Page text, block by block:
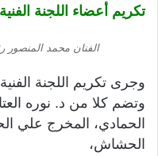
تكريم أعضاء اللجنة
الفنان محمد المنصور
وجرى تكريم اللجنة الفنية
وتضم كلا من د. نوره
الحمادي، المخرج علي
الحشاش،